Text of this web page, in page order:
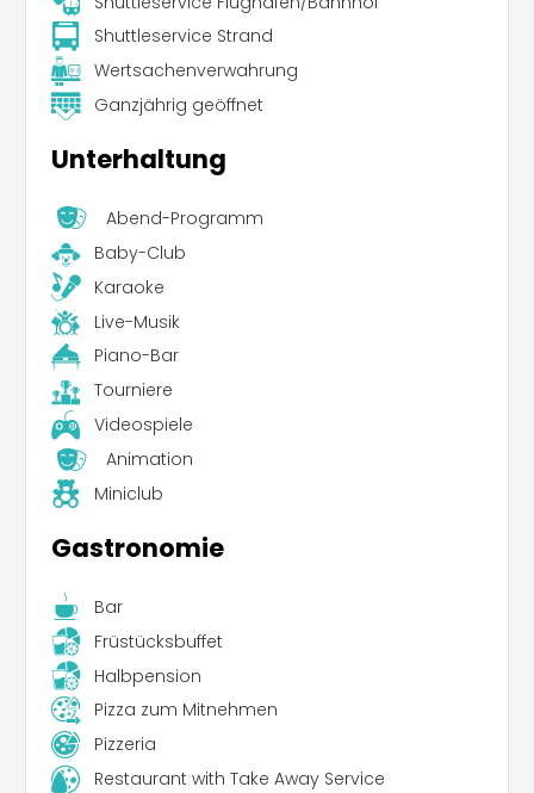
Shuttleservice Strand
Wertsachenverwahrung
Ganzjährig geöffnet
Unterhaltung
Abend-Programm
Baby-Club
Karaoke
Live-Musik
Piano-Bar
Tourniere
Videospiele
Animation
Miniclub
Gastronomie
Bar
Früstücksbuffet
Halbpension
Pizza zum Mitnehmen
Pizzeria
Restaurant with Take Away Service